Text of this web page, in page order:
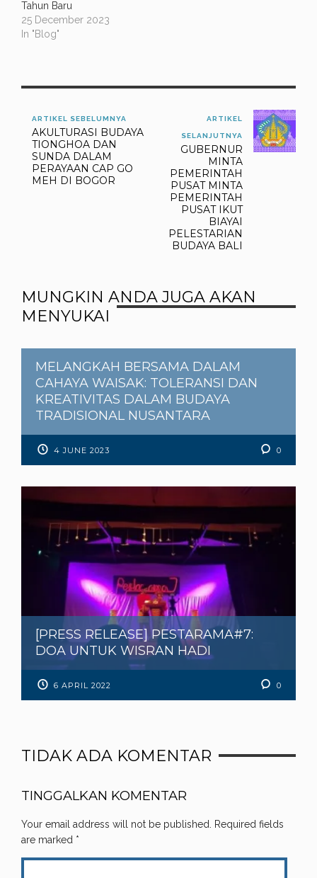
pula…
Tahun Baru
25 December 2023
In "Blog"
ARTIKEL SEBELUMNYA
AKULTURASI BUDAYA
TIONGHOA DAN
SUNDA DALAM
PERAYAAN CAP GO
MEH DI BOGOR
ARTIKEL
SELANJUTNYA
GUBERNUR
MINTA
PEMERINTAH
PUSAT MINTA
PEMERINTAH
PUSAT IKUT
BIAYAI
PELESTARIAN
BUDAYA BALI
MUNGKIN ANDA JUGA AKAN
MENYUKAI
MELANGKAH BERSAMA DALAM
CAHAYA WAISAK: TOLERANSI DAN
KREATIVITAS DALAM BUDAYA
TRADISIONAL NUSANTARA
4 JUNE 2023 0
[PRESS RELEASE] PESTARAMA#7:
DOA UNTUK WISRAN HADI
6 APRIL 2022 0
TIDAK ADA KOMENTAR
TINGGALKAN KOMENTAR
Your email address will not be published.
Required fields
are marked *